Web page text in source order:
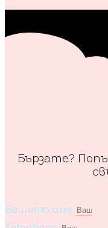
Бързате?
Вашето име